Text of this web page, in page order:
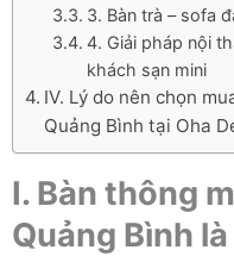
3. Bàn trà – sofa
4. Giải pháp nội
khách sạn mini
IV. Lý do nên chọn
Quảng Bình tại Oha
I. Bàn thông
Quảng Bình là